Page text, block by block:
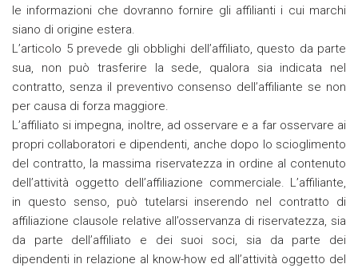
le informazioni che dovranno fornire gli affilianti i cui marchi
siano di origine estera.
L’articolo 5 prevede gli obblighi dell’affiliato, questo da parte
sua, non può trasferire la sede, qualora sia indicata nel
contratto, senza il preventivo consenso dell’affiliante se non
per causa di forza maggiore.
L’affiliato si impegna, inoltre, ad osservare e a far osservare ai
propri collaboratori e dipendenti, anche dopo lo scioglimento
del contratto, la massima riservatezza in ordine al contenuto
dell’attività oggetto dell’affiliazione commerciale. L’affiliante,
in questo senso, può tutelarsi inserendo nel contratto di
affiliazione clausole relative all’osservanza di riservatezza, sia
da parte dell’affiliato e dei suoi soci, sia da parte dei
dipendenti in relazione al know-how ed all’attività oggetto del